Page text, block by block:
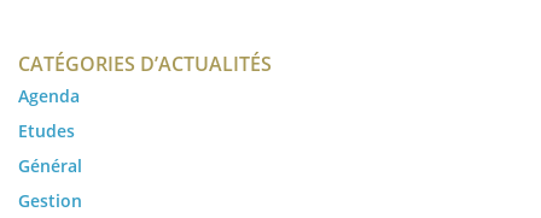
CATÉGORIES D’ACTUALITÉS
Agenda
Etudes
Général
Gestion